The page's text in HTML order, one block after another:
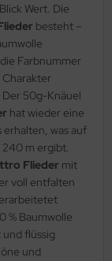
Wert. Die
besteht –
Farbnummer
50g-Knäuel
hat wieder eine
erhalten, was auf
m ergibt.
Flieder mit
voll entfalten
% Baumwolle
flüssig
und